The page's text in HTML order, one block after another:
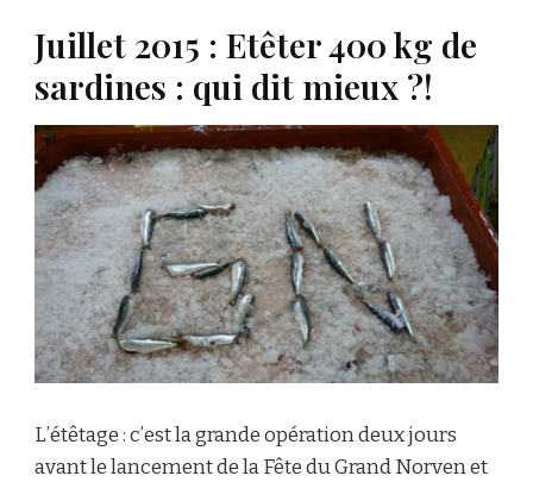
Juillet 2015 : Etêter 400 kg de
sardines : qui dit mieux ?!
L’étêtage : c’est la grande opération deux jours
avant le lancement de la Fête du Grand Norven et